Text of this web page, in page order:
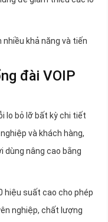
khả năng và tiến
đài VOIP
lo bỏ lỡ bất kỳ chi tiết
và khách hàng,
nâng cao bằng
hiệu suất cao cho phép
nghiệp, chất lượng